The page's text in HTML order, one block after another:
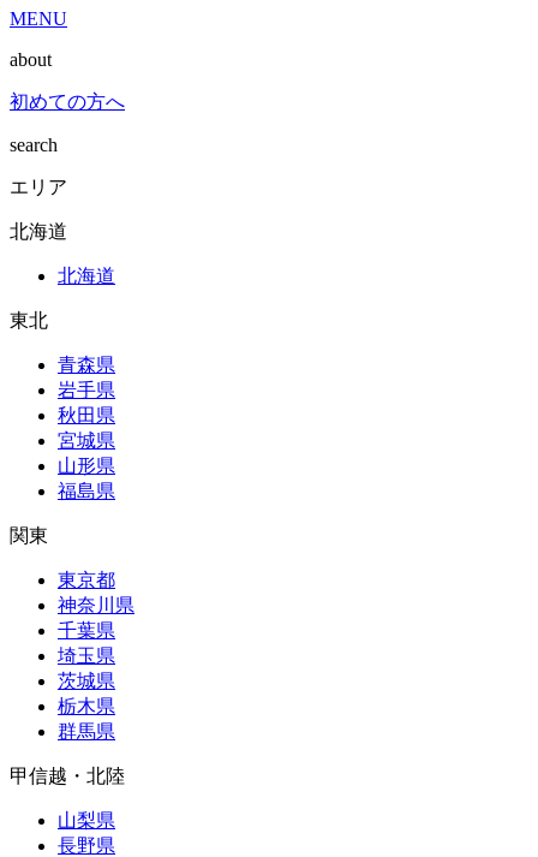
MENU
about
初めての方へ
search
エリア
北海道
北海道
東北
青森県
岩手県
秋田県
宮城県
山形県
福島県
関東
東京都
神奈川県
千葉県
埼玉県
茨城県
栃木県
群馬県
甲信越・北陸
山梨県
長野県